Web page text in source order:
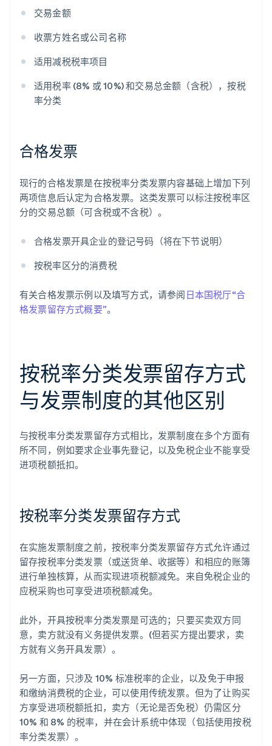
交易金额
收票方姓名或公司名称
适用减税税率项目
适用税率 (8% 或 10%) 和交易总金额（含税），按税
率分类
合格发票
现行的合格发票是在按税率分类发票内容基础上增加下列
两项信息后认定为合格发票。这类发票可以标注按税率区
分的交易总额（可含税或不含税）。
合格发票开具企业的登记号码（将在下节说明）
按税率区分的消费税
有关合格发票示例以及填写方式，请参阅 日本国税厅“合
格发票留存方式概要”。
按税率分类发票留存方式
与发票制度的其他区别
与按税率分类发票留存方式相比，发票制度在多个方面有
所不同，例如要求企业事先登记，以及免税企业不能享受
进项税额抵扣。
按税率分类发票留存方式
在实施发票制度之前，按税率分类发票留存方式允许通过
留存按税率分类发票（或送货单、收据等）和相应的账簿
进行单独核算，从而实现进项税额减免。来自免税企业的
应税采购也可享受进项税额减免。
此外，开具按税率分类发票是可选的；只要买卖双方同
意，卖方就没有义务提供发票。(但若买方提出要求，卖
方就有义务开具发票）。
另一方面，只涉及 10% 标准税率的企业，以及免于申报
和缴纳消费税的企业，可以使用传统发票。但为了让购买
方享受进项税额抵扣，卖方（无论是否免税）仍需区分
10% 和 8% 的税率，并在会计系统中体现（包括使用按税
率分类发票）。